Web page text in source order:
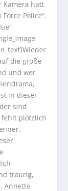
Kamera hatt
Police“.
die große
und wer
in dieser
sind
fehlt plötzlich
traurig,
Annette